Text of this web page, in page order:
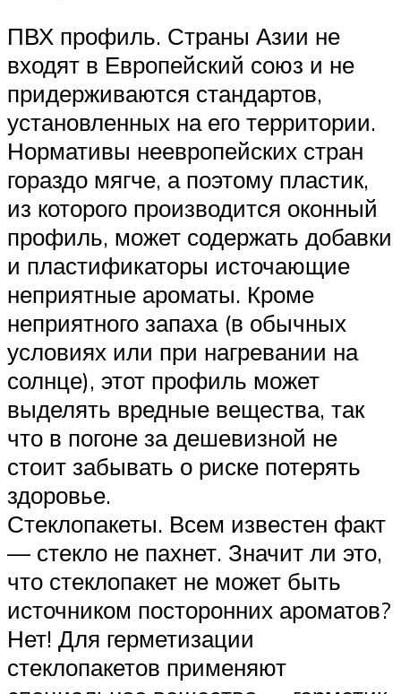
ПВХ профиль. Страны Азии не
входят в Европейский союз и не
придерживаются стандартов,
установленных на его территории.
Нормативы неевропейских стран
гораздо мягче, а поэтому пластик,
из которого производится оконный
профиль, может содержать добавки
и пластификаторы источающие
неприятные ароматы. Кроме
неприятного запаха (в обычных
условиях или при нагревании на
солнце), этот профиль может
выделять вредные вещества, так
что в погоне за дешевизной не
стоит забывать о риске потерять
здоровье.
Стеклопакеты. Всем известен факт
— стекло не пахнет. Значит ли это,
что стеклопакет не может быть
источником посторонних ароматов?
Нет! Для герметизации
стеклопакетов применяют